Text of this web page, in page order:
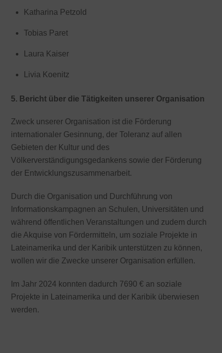
Katharina Petzold
Tobias Paret
Laura Kaiser
Livia Koenitz
5. Bericht über die Tätigkeiten unserer Organisation
Zweck unserer Organisation ist die Förderung
internationaler Gesinnung, der Toleranz auf allen
Gebieten der Kultur und des
Völkerverständigungsgedankens sowie der Förderung
der Entwicklungszusammenarbeit.
Durch die Organisation und Durchführung von
Informationskampagnen an Schulen, Universitäten und
während öffentlichen Veranstaltungen und zudem durch
die Akquise von Fördermitteln, um soziale Projekte in
Lateinamerika und der Karibik unterstützen zu können,
wollen wir die Zwecke unserer Organisation erfüllen.
Im Jahr 2024 konnten dadurch 7690 € an soziale
Projekte in Lateinamerika und der Karibik überwiesen
werden.